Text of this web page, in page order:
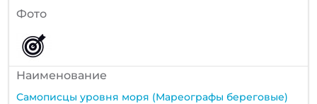
Фото
Наименование
Самописцы уровня моря (Мареографы береговые)